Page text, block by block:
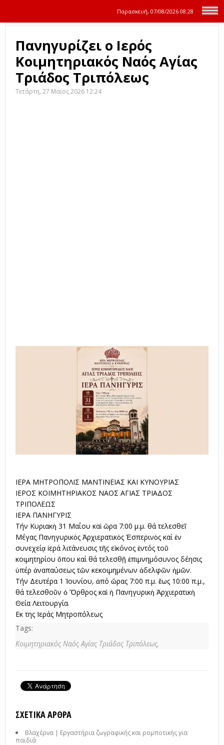
Παρασκευή, 07/08/2026 08:28
Πανηγυρίζει ο Ιερός
Κοιμητηριακός Ναός Αγίας
Τριάδος Τριπόλεως
Τετάρτη, 27 Μαϊος 2026 12:24
ΙΕΡΑ ΜΗΤΡΟΠΟΛΙΣ ΜΑΝΤΙΝΕΙΑΣ ΚΑΙ ΚΥΝΟΥΡΙΑΣ
ΙΕΡΟΣ ΚΟΙΜΗΤΗΡΙΑΚΟΣ ΝΑΟΣ ΑΓΙΑΣ ΤΡΙΑΔΟΣ
ΤΡΙΠΟΛΕΩΣ
ΙΕΡΑ ΠΑΝΗΓΥΡΙΣ
Τήν Κυριακὴ 31 Μαΐου καὶ ὥρα 7:00 μ.μ. θά τελεσθεῖ
Μέγας Πανηγυρικὸς Ἀρχιερατικὸς Ἑσπερινὸς καί ἐν
συνεχείᾳ ἱερά λιτάνευσις τῆς εἰκόνος ἐντός τοῦ
κοιμητηρίου ὅπου καί θά τελεσθῇ ἐπιμνημόσυνος δέησις
ὑπέρ ἀναπαύσεως τῶν κεκοιμημένων ἀδελφῶν ἡμῶν.
Τήν Δευτέρα 1 Ἰουνίου, ἀπό ὥρας 7:00 π.μ. ἕως 10:00 π.μ.,
θά τελεσθοῦν ὁ Ὄρθρος καὶ ἡ Πανηγυρικὴ Ἀρχιερατικὴ
Θεία Λειτουργία.
Εκ της Ιεράς Μητροπόλεως
Tags:
Κοιμητηριακός Ναός Αγίας Τριάδος Τριπόλεως,
ΣΧΕΤΙΚΆ ΆΡΘΡΑ
Βλαχέρνα | Εργαστήρια ζωγραφικής και ρομποτικής για
παιδιά